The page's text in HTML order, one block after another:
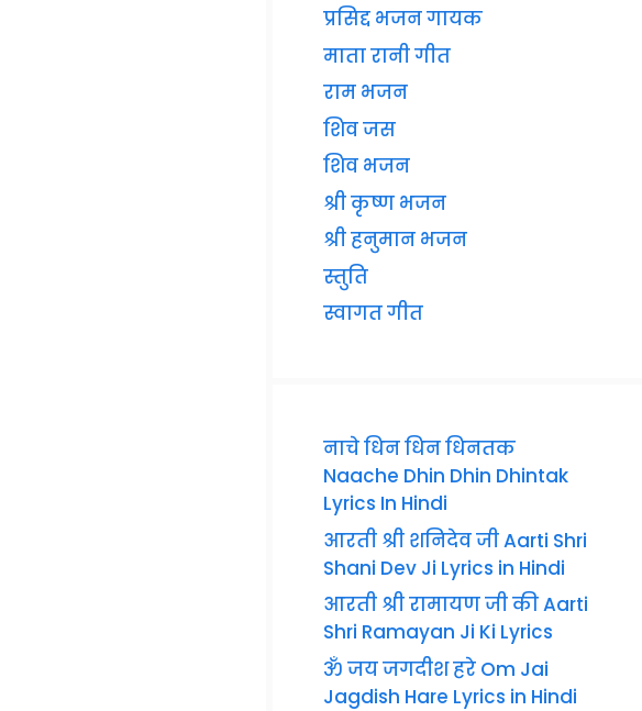
प्रसिद्द भजन गायक
माता रानी गीत
राम भजन
शिव जस
शिव भजन
श्री कृष्ण भजन
श्री हनुमान भजन
स्तुति
स्वागत गीत
नाचे धिन धिन धिनतक
Naache Dhin Dhin Dhintak
Lyrics In Hindi
आरती श्री शनिदेव जी Aarti Shri
Shani Dev Ji Lyrics in Hindi
आरती श्री रामायण जी की Aarti
Shri Ramayan Ji Ki Lyrics
ॐ जय जगदीश हरे Om Jai
Jagdish Hare Lyrics in Hindi